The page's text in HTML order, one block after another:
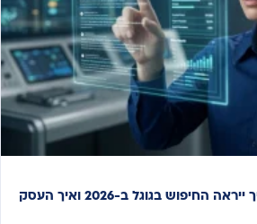
לא רק תיבת חיפוש: איך ייראה החיפוש בגוגל ב-2026 ואיך העסק